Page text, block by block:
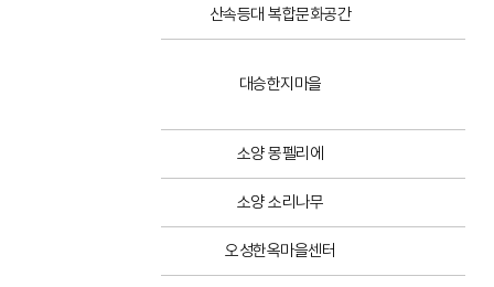
산속등대 복합문화공간
대승한지마을
소양 몽펠리에
소양 소리나무
오성한옥마을센터